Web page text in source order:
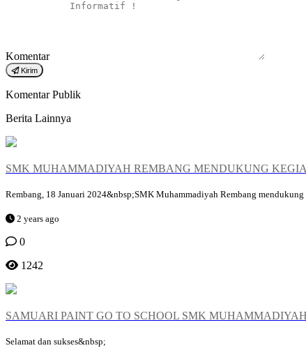
Komentar
Kirim
Komentar Publik
Berita Lainnya
SMK MUHAMMADIYAH REMBANG MENDUKUNG
Rembang, 18 Januari 2024&nbsp;SMK Muhammadiyah Rembang
2 years ago
0
1242
SAMUARI PAINT GO TO SCHOOL SMK
Selamat dan sukses&nbsp;